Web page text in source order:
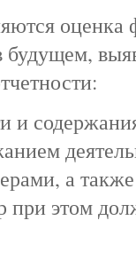
оценка
будущем,
и
а
при этом